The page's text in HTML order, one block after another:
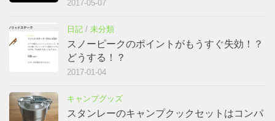
2017-05-07
日記 / 未分類
スノーピークのポイントがもうすぐ失効！？
どうする！？
2017-01-04
キャンプグッズ
スタンレーのキャンプクックセットはコンパ